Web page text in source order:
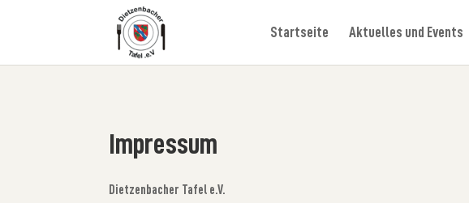
Startseite Aktuelles und Events
Impressum
Dietzenbacher Tafel e.V.